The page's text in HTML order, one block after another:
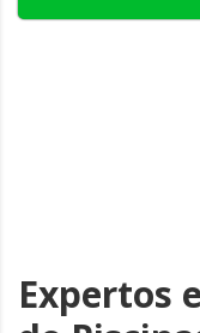
Expertos